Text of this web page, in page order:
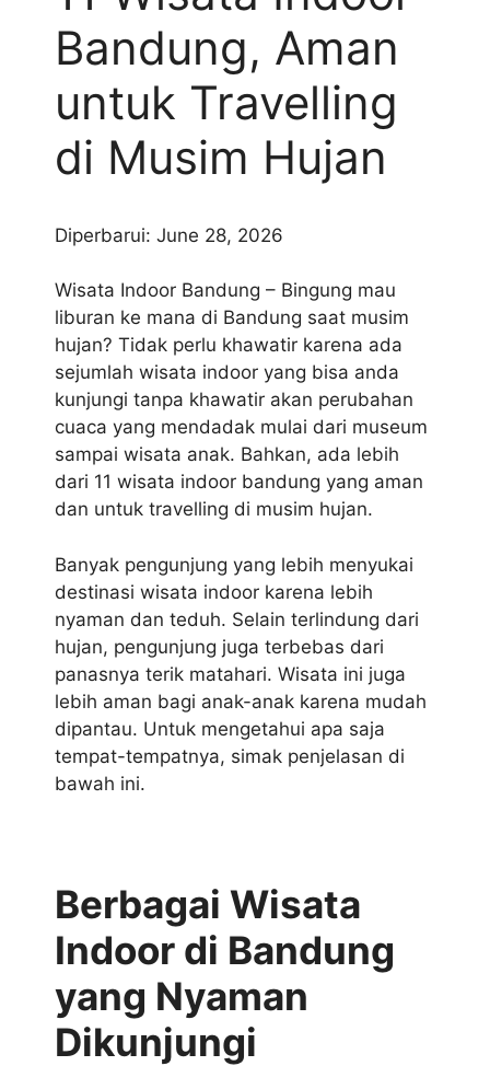
Bandung, Aman
untuk Travelling
di Musim Hujan
Diperbarui: June 28, 2026
Wisata Indoor Bandung – Bingung mau
liburan ke mana di Bandung saat musim
hujan? Tidak perlu khawatir karena ada
sejumlah wisata indoor yang bisa anda
kunjungi tanpa khawatir akan perubahan
cuaca yang mendadak mulai dari museum
sampai wisata anak. Bahkan, ada lebih
dari 11 wisata indoor bandung yang aman
dan untuk travelling di musim hujan.
Banyak pengunjung yang lebih menyukai
destinasi wisata indoor karena lebih
nyaman dan teduh. Selain terlindung dari
hujan, pengunjung juga terbebas dari
panasnya terik matahari. Wisata ini juga
lebih aman bagi anak-anak karena mudah
dipantau. Untuk mengetahui apa saja
tempat-tempatnya, simak penjelasan di
bawah ini.
Berbagai Wisata
Indoor di Bandung
yang Nyaman
Dikunjungi